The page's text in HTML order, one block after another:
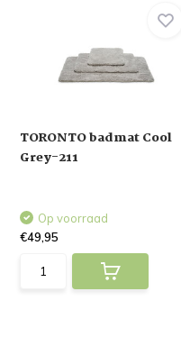
TORONTO badmat Cool
Grey-211
Op voorraad
€49,95